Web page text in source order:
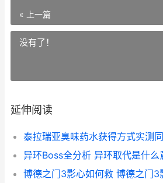
« 上一篇
没有了！
延伸阅读
泰拉瑞亚臭味药水获得方式实测
异环Boss全分析 异环取代是什么
博德之门3影心如何救 博德之门3